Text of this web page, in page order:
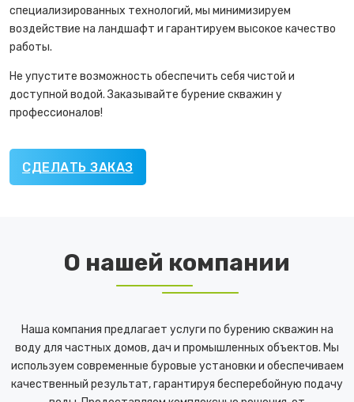
специализированных технологий, мы минимизируем
воздействие на ландшафт и гарантируем высокое качество
работы.
Не упустите возможность обеспечить себя чистой и
доступной водой. Заказывайте бурение скважин у
профессионалов!
СДЕЛАТЬ ЗАКАЗ
О нашей компании
Наша компания предлагает услуги по бурению скважин на
воду для частных домов, дач и промышленных объектов. Мы
используем современные буровые установки и обеспечиваем
качественный результат, гарантируя бесперебойную подачу